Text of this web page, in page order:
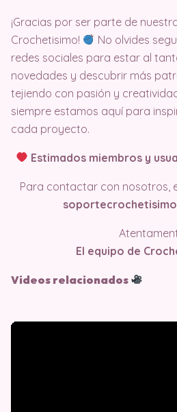
¡Gracias por ser parte de
Crochetisimo!
No olvides
redes sociales para estar al
novedades y descubrir más
tejiendo con pasión y
siempre estamos aquí para
cada proyecto.
Estimados miembros y
Para contactar con nosotros,
El equipo de
Videos relacionados